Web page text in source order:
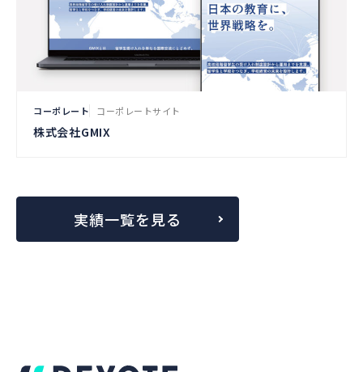
コーポレート コーポレートサイト
株式会社GMIX
実績一覧を見る